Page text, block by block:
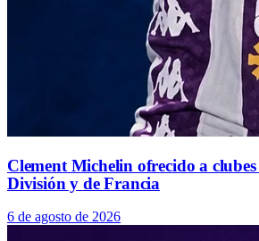
Clement Michelin ofrecido a
División y de Francia
6 de agosto de 2026